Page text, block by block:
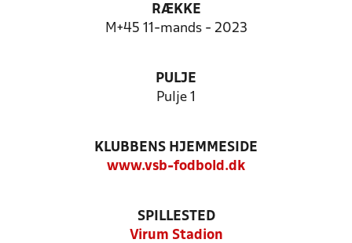
RÆKKE
M+45 11-mands - 2023
PULJE
Pulje 1
KLUBBENS HJEMMESIDE
www.vsb-fodbold.dk
SPILLESTED
Virum Stadion